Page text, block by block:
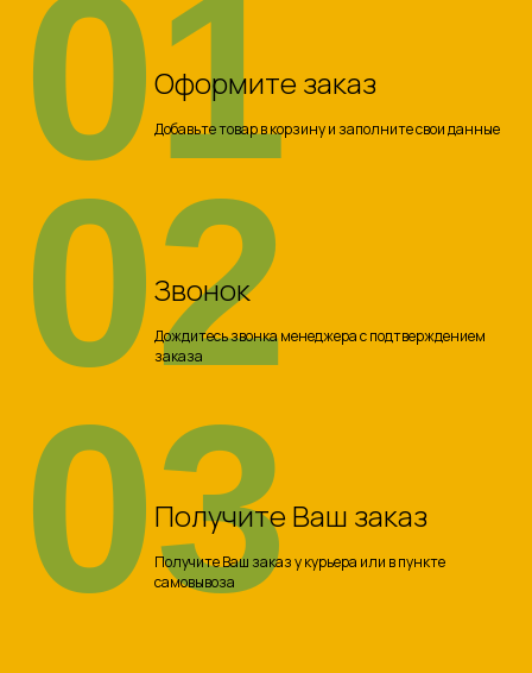
Оформите заказ
Добавьте товар в корзину и заполните свои данные
01
Звонок
Дождитесь звонка менеджера с подтверждением
заказа
02
Получите Ваш заказ
Получите Ваш заказ у курьера или в пункте
самовывоза
03